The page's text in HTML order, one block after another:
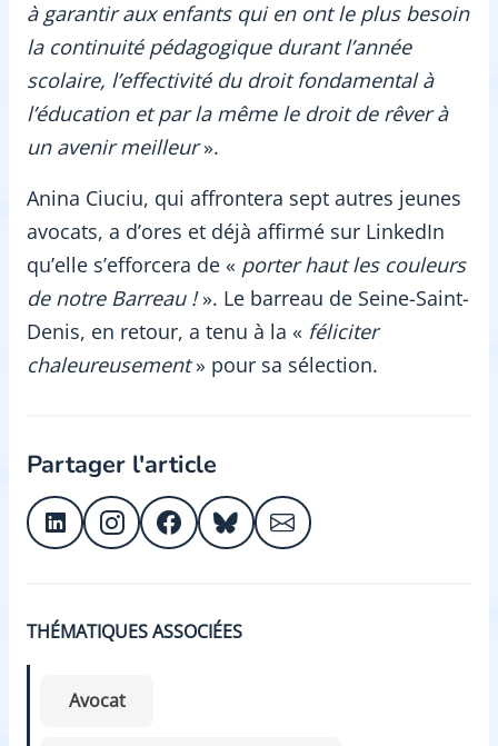
à garantir aux enfants qui en ont le plus besoin
la continuité pédagogique durant l’année
scolaire, l’effectivité du droit fondamental à
l’éducation et par la même le droit de rêver à
un avenir meilleur».
Anina Ciuciu, qui affrontera sept autres jeunes
avocats, a d’ores et déjà affirmé sur LinkedIn
qu’elle s’efforcera de « porter haut les couleurs
de notre Barreau !». Le barreau de Seine-Saint-
Denis, en retour, a tenu à la « féliciter
chaleureusement» pour sa sélection.
Partager l'article
THÉMATIQUES ASSOCIÉES
Avocat